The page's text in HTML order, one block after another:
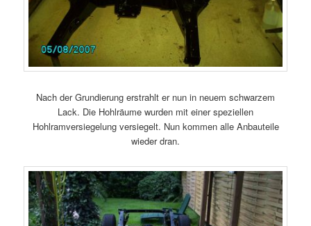
Nach der Grundierung erstrahlt er nun in neuem schwarzem
Lack. Die Hohlräume wurden mit einer speziellen
Hohlramversiegelung versiegelt. Nun kommen alle Anbauteile
wieder dran.